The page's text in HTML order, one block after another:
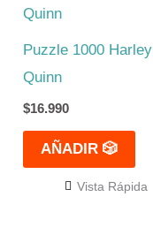
Puzzle 1000 Harley
Quinn
$16.990
AÑADIR 🎲
Vista Rápida